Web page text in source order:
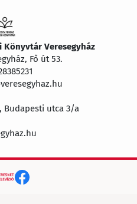
Könyvtár Veresegyház
Fő út 53.
Budapesti utca 3/a